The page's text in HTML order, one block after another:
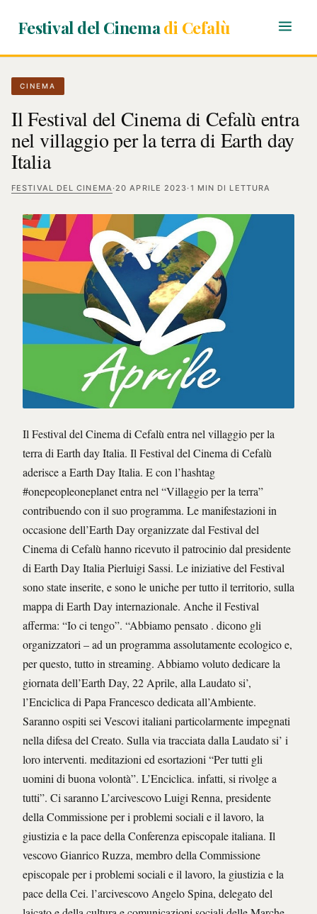
Festival del Cinemadi Cefalù
CINEMA
Il Festival del Cinema di Cefalù entra
nel villaggio per la terra di Earth day
Italia
FESTIVAL DEL CINEMA·20 APRILE 2023·1 MIN DI LETTURA
Il Festival del Cinema di Cefalù entra nel villaggio per la
terra di Earth day Italia. Il Festival del Cinema di Cefalù
aderisce a Earth Day Italia. E con l’hashtag
#onepeopleoneplanet entra nel “Villaggio per la terra”
contribuendo con il suo programma. Le manifestazioni in
occasione dell’Earth Day organizzate dal Festival del
Cinema di Cefalù hanno ricevuto il patrocinio dal presidente
di Earth Day Italia Pierluigi Sassi. Le iniziative del Festival
sono state inserite, e sono le uniche per tutto il territorio, sulla
mappa di Earth Day internazionale. Anche il Festival
afferma: “Io ci tengo”. “Abbiamo pensato . dicono gli
organizzatori – ad un programma assolutamente ecologico e,
per questo, tutto in streaming. Abbiamo voluto dedicare la
giornata dell’Earth Day, 22 Aprile, alla Laudato si’,
l’Enciclica di Papa Francesco dedicata all’Ambiente.
Saranno ospiti sei Vescovi italiani particolarmente impegnati
nella difesa del Creato. Sulla via tracciata dalla Laudato si’ i
loro interventi. meditazioni ed esortazioni “Per tutti gli
uomini di buona volontà”. L’Enciclica. infatti, si rivolge a
tutti”. Ci saranno L’arcivescovo Luigi Renna, presidente
della Commissione per i problemi sociali e il lavoro, la
giustizia e la pace della Conferenza episcopale italiana. Il
vescovo Gianrico Ruzza, membro della Commissione
episcopale per i problemi sociali e il lavoro, la giustizia e la
pace della Cei. l’arcivescovo Angelo Spina, delegato del